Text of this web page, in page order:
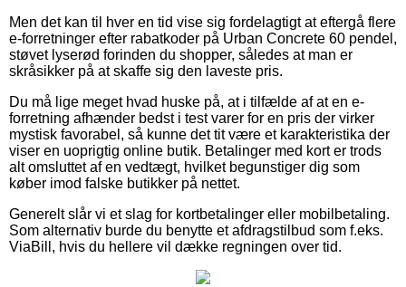
Men det kan til hver en tid vise sig fordelagtigt at eftergå flere
e-forretninger efter rabatkoder på Urban Concrete 60 pendel,
støvet lyserød forinden du shopper, således at man er
skråsikker på at skaffe sig den laveste pris.
Du må lige meget hvad huske på, at i tilfælde af at en e-
forretning afhænder bedst i test varer for en pris der virker
mystisk favorabel, så kunne det tit være et karakteristika der
viser en uoprigtig online butik. Betalinger med kort er trods
alt omsluttet af en vedtægt, hvilket begunstiger dig som
køber imod falske butikker på nettet.
Generelt slår vi et slag for kortbetalinger eller mobilbetaling.
Som alternativ burde du benytte et afdragstilbud som f.eks.
ViaBill, hvis du hellere vil dække regningen over tid.